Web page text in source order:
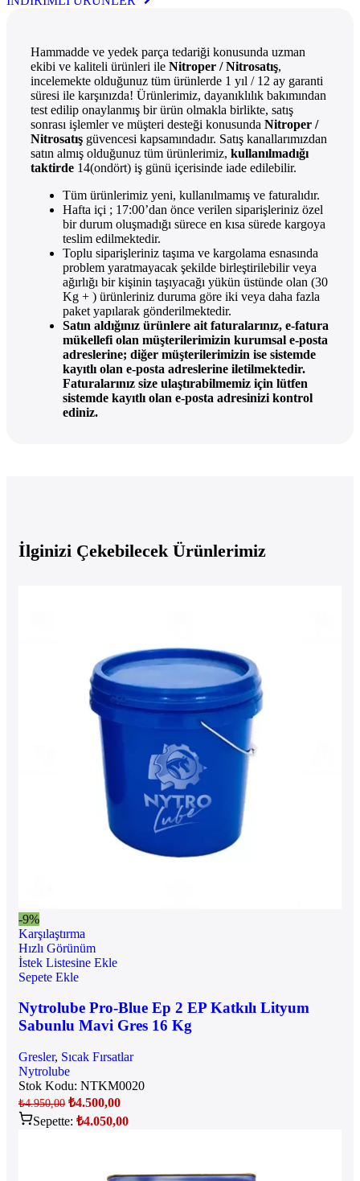
Hammadde ve yedek parça tedariği konusunda uzman
ekibi ve kaliteli ürünleri ile Nitroper / Nitrosatış,
incelemekte olduğunuz tüm ürünlerde 1 yıl / 12 ay garanti
süresi ile karşınızda! Ürünlerimiz, dayanıklılık bakımından
test edilip onaylanmış bir ürün olmakla birlikte, satış
sonrası işlemler ve müşteri desteği konusunda Nitroper /
Nitrosatış güvencesi kapsamındadır. Satış kanallarımızdan
satın almış olduğunuz tüm ürünlerimiz, kullanılmadığı
taktirde 14(ondört) iş günü içerisinde iade edilebilir.
Tüm ürünlerimiz yeni, kullanılmamış ve faturalıdır.
Hafta içi ; 17:00’dan önce verilen siparişleriniz özel
bir durum oluşmadığı sürece en kısa sürede kargoya
teslim edilmektedir.
Toplu siparişleriniz taşıma ve kargolama esnasında
problem yaratmayacak şekilde birleştirilebilir veya
ağırlığı bir kişinin taşıyacağı yükün üstünde olan (30
Kg + ) ürünleriniz duruma göre iki veya daha fazla
paket yapılarak gönderilmektedir.
Satın aldığınız ürünlere ait faturalarınız, e-fatura
mükellefi olan müşterilerimizin kurumsal e-posta
adreslerine; diğer müşterilerimizin ise sistemde
kayıtlı olan e-posta adreslerine iletilmektedir.
Faturalarınız size ulaştırabilmemiz için lütfen
sistemde kayıtlı olan e-posta adresinizi kontrol
ediniz.
İlginizi Çekebilecek Ürünlerimiz
-9%
Karşılaştırma
Hızlı Görünüm
İstek Listesine Ekle
Sepete Ekle
Nytrolube Pro-Blue Ep 2 EP Katkılı Lityum
Sabunlu Mavi Gres 16 Kg
Gresler, Sıcak Fırsatlar
Nytrolube
Stok Kodu: NTKM0020
₺4.950,00 ₺4.500,00
Sepette: ₺4.050,00